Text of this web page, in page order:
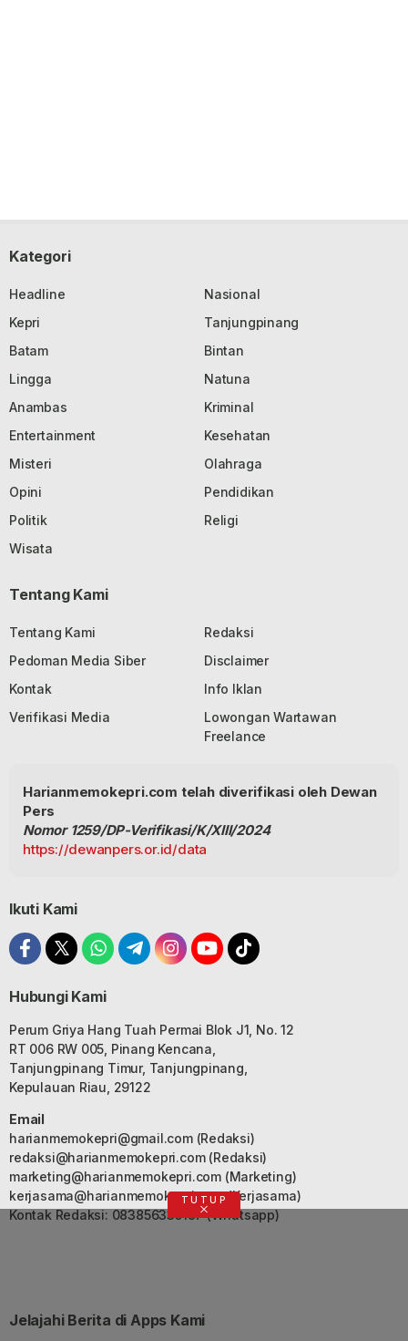
Kategori
Headline
Nasional
Kepri
Tanjungpinang
Batam
Bintan
Lingga
Natuna
Anambas
Kriminal
Entertainment
Kesehatan
Misteri
Olahraga
Opini
Pendidikan
Politik
Religi
Wisata
Tentang Kami
Tentang Kami
Redaksi
Pedoman Media Siber
Disclaimer
Kontak
Info Iklan
Verifikasi Media
Lowongan Wartawan
Freelance
Harianmemokepri.com telah diverifikasi oleh Dewan
Pers
Nomor 1259/DP-Verifikasi/K/XIII/2024
https://dewanpers.or.id/data
Ikuti Kami
Hubungi Kami
Perum Griya Hang Tuah Permai Blok J1, No. 12
RT 006 RW 005, Pinang Kencana,
Tanjungpinang Timur, Tanjungpinang,
Kepulauan Riau, 29122
Email
harianmemokepri@gmail.com(Redaksi)
redaksi@harianmemokepri.com(Redaksi)
marketing@harianmemokepri.com(Marketing)
kerjasama@harianmemokepri.com(Kerjasama)
Kontak Redaksi: 083856335187 (Whatsapp)
Jelajahi Berita di Apps Kami
TUTUP